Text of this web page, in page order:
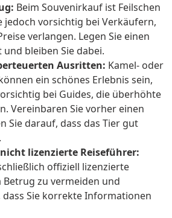
Beim Souvenirkauf ist Feilschen
jedoch vorsichtig bei Verkäufern,
verlangen. Legen Sie einen
bleiben Sie dabei.
Ausritten: Kamel- oder
ein schönes Erlebnis sein,
bei Guides, die überhöhte
Vereinbaren Sie vorher einen
Sie darauf, dass das Tier gut
lizenzierte Reiseführer:
offiziell lizenzierte
Betrug zu vermeiden und
dass Sie korrekte Informationen